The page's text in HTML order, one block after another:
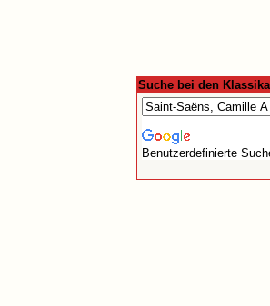
Suche bei den
Benutzerdefinierte